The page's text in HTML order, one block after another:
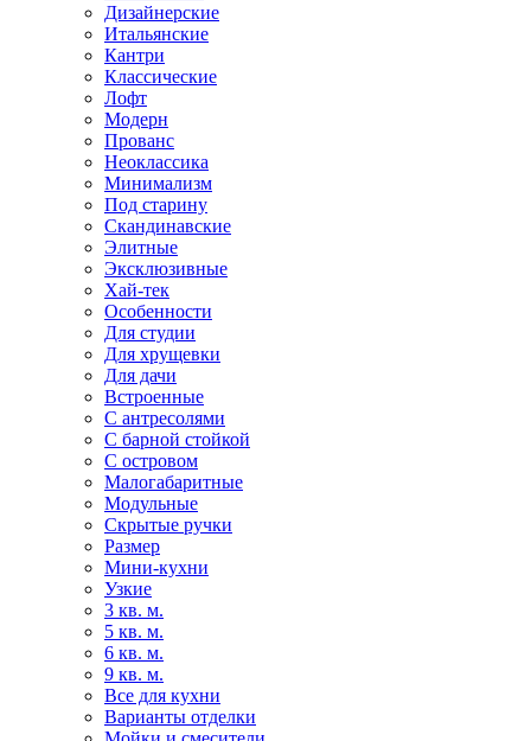
Дизайнерские
Итальянские
Кантри
Классические
Лофт
Модерн
Прованс
Неоклассика
Минимализм
Под старину
Скандинавские
Элитные
Эксклюзивные
Хай-тек
Особенности
Для студии
Для хрущевки
Для дачи
Встроенные
С антресолями
С барной стойкой
С островом
Малогабаритные
Модульные
Скрытые ручки
Размер
Мини-кухни
Узкие
3 кв. м.
5 кв. м.
6 кв. м.
9 кв. м.
Все для кухни
Варианты отделки